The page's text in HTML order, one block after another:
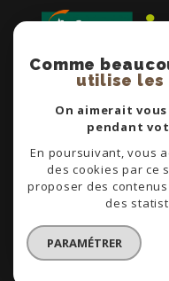
© 2026 | Tous droits
Nos liens
Comme
utilise les
On aimerait
pendant
En poursuivant, vous
des cookies par ce
proposer des
des
PARAMÉTRER